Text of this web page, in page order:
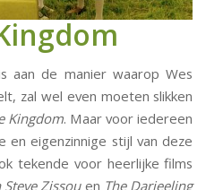
aan de manier waarop Wes
zal wel even moeten slikken
Kingdom. Maar voor iedereen
en eigenzinnige stijl van deze
tekende voor heerlijke films
Zissouen The Darjeeling